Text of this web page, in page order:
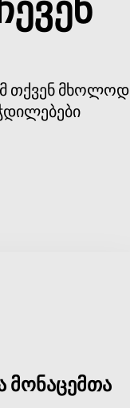
თქვენ მხოლოდ